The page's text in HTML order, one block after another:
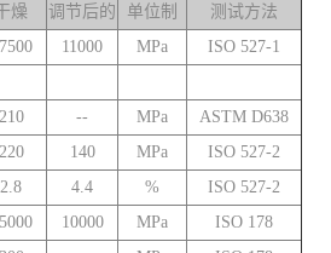
燥 调节后的 单位制
测试方法
11000 MPa
ISO 527-1
210 -- MPa
ASTM D638
220 140 MPa
ISO 527-2
2.8 4.4 %
ISO 527-2
10000 MPa
ISO 178